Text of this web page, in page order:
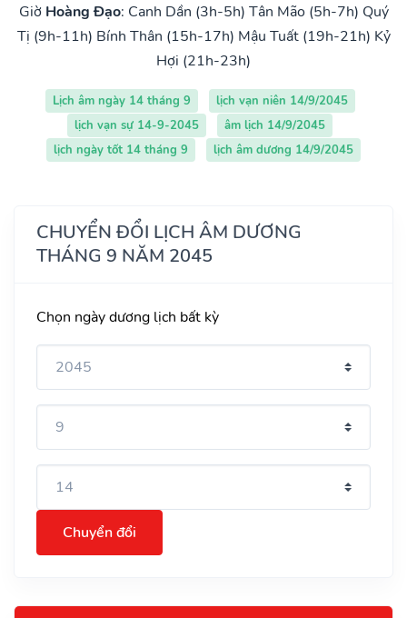
Giờ Hoàng Đạo: Canh Dần (3h-5h) Tân Mão (5h-7h) Quý
Tị (9h-11h) Bính Thân (15h-17h) Mậu Tuất (19h-21h) Kỷ
Hợi (21h-23h)
Lịch âm ngày 14 tháng 9
lịch vạn niên 14/9/2045
lịch vạn sự 14-9-2045
âm lịch 14/9/2045
lịch ngày tốt 14 tháng 9
lịch âm dương 14/9/2045
CHUYỂN ĐỔI LỊCH ÂM DƯƠNG
THÁNG 9 NĂM 2045
Chọn ngày dương lịch bất kỳ
Chuyển đổi